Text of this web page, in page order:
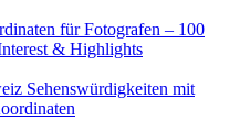
für Fotografen – 100
& Highlights
Sehenswürdigkeiten mit